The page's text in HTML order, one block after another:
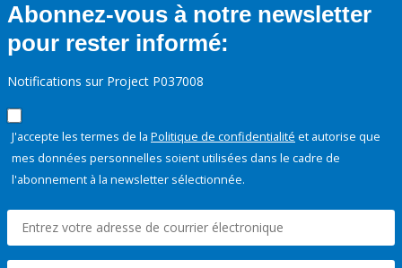
Abonnez-vous à notre newsletter
pour rester informé:
Notifications sur Project P037008
J'accepte les termes de la Politique de confidentialité et autorise que
mes données personnelles soient utilisées dans le cadre de
l'abonnement à la newsletter sélectionnée.